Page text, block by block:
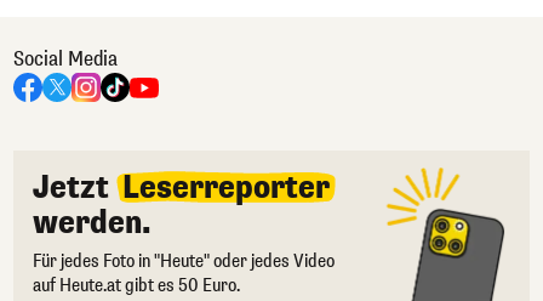
Social Media
Jetzt Leserreporter
werden.
Für jedes Foto in "Heute" oder jedes Video
auf Heute.at gibt es 50 Euro.